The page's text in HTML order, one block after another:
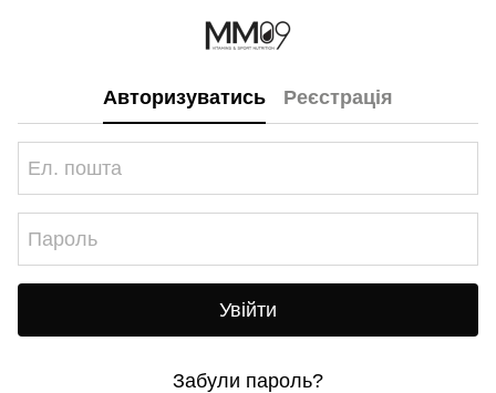
Авторизуватись Реєстрація
Увійти
Забули пароль?